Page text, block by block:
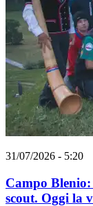
31/07/2026 - 5:20
Campo
scout. Oggi la